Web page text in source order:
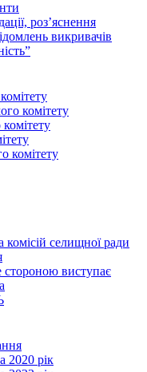
роз’яснення
викривачів
комітету
комітету
комітету
комісій селищної ради
стороною виступає
2020 рік